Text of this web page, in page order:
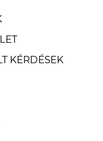
KÉRDÉSEK
INFORMÁCIÓK